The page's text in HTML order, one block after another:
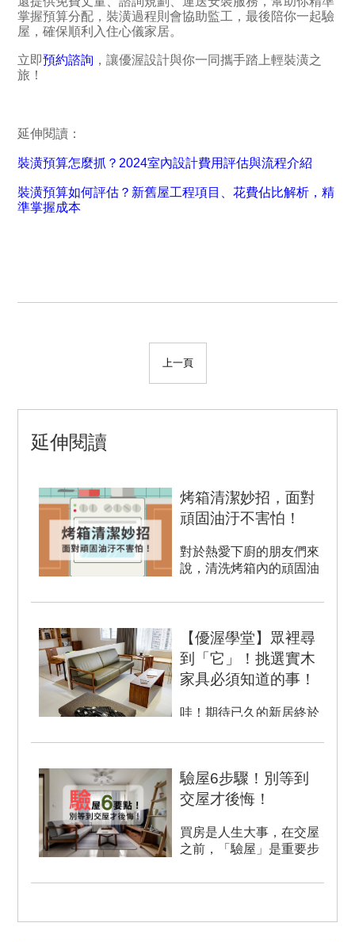
掌握預算分配，裝潢過程則會協助監工，最後陪你一起驗
屋，確保順利入住心儀家居。
立即預約諮詢 ，讓優渥設計與你一同攜手踏上輕裝潢之
旅！
延伸閱讀：
裝潢預算怎麼抓？2024室內設計費用評估與流程介紹
裝潢預算如何評估？新舊屋工程項目、花費佔比解析，精
準掌握成本
上一頁
延伸閱讀
烤箱清潔妙招，面對
頑固油汙不害怕！
對於熱愛下廚的朋友們來
說，清洗烤箱內的頑固油
箱的清潔是重要的任務之
【優渥學堂】眾裡尋
到「它」！挑選實木
家具必須知道的事！
哇！期待已久的新居終於
暖舒適的家，這次裝潢可
驗屋6步驟！別等到
交屋才後悔！
買房是人生大事，在交屋
之前，「驗屋」是重要步
能安心交屋！ ...